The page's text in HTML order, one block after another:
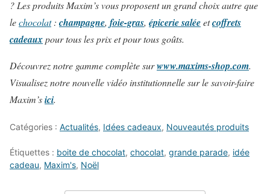
? Les produits Maxim’s vous proposent un grand choix autre que
lechocolat: champagne, foie-gras, épicerie saléeetcoffrets
cadeauxpour tous les prix et pour tous goûts.
Découvrez notre gamme complète surwww.maxims-shop.com.
Visualisez notre nouvelle vidéo institutionnelle sur le savoir-faire
Maxim’sici.
Catégories : Actualités, Idées cadeaux, Nouveautés produits
Étiquettes : boite de chocolat, chocolat, grande parade, idée
cadeau, Maxim's, Noël